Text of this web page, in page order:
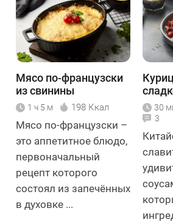
Мясо по-французски
из свинины
1 ч 5 м 198 Ккал
Мясо по-французски –
это аппетитное блюдо,
первоначальный
рецепт которого
состоял из запечённых
в духовке ...
30
3